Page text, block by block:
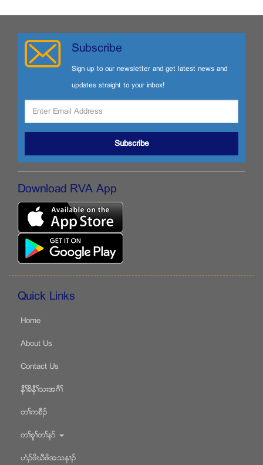
Subscribe
Sign up to our newsletter and get latest news and
updates straight to your inbox!
Subscribe
Download RVA App
Quick Links
Home
About Us
Contact Us
နီႈခိနီႈသးအဂီႈ
တႈကစီဥ
တႈစူႈတႈနဏ
ဟံဥဖိဃီဖိအသန႕ဥ